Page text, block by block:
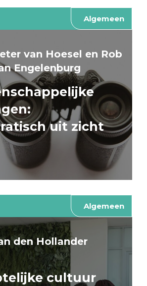
Algemeen
van Hoesel en Rob
Engelenburg
uit zicht
Algemeen
den Hollander
cultuur